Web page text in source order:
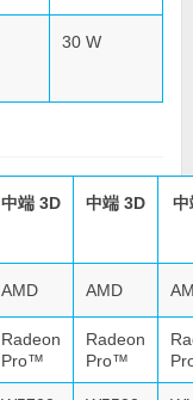
30 W
中端 3D 中端 3D 中
AMD AMD
Radeon
Pro™
Radeon
Pro™